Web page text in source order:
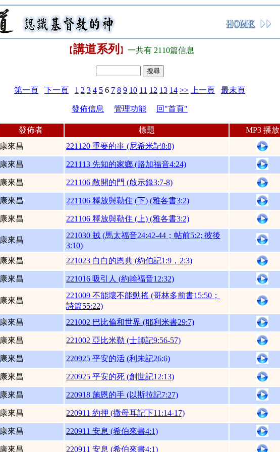
【講道系列 】 一共有 2110篇信息
第一頁 下一頁 1 2 3 4 5 6 7 8 9 10 11 12 13 14 >> 上一頁 最末頁
發佈信息 管理功能 回"首頁"
發佈者 標題
MP3 播放
康來昌 221120 重要的事 (尼希米記8:8)
康來昌 221113 先知的家鄉 (路加福音4:24)
康來昌 221106 敞開的門 (啟示錄3:7-8)
康來昌 221106 釋放與勒住 (下) (雅各書3:2)
康來昌 221106 釋放與勒住 (上) (雅各書3:2)
康來昌
221030 賊 (馬太福音24:42-44；帖前5:2; 彼後
3:10)
康來昌 221023 白白的恩典 (約伯記1:9，2:3)
康來昌 221016 吸引人 (約翰福音12:32)
康來昌
221009 不能壞不能動搖 (哥林多前書15:50；
詩篇55:22)
康來昌 221002 巴比倫和世界 (耶利米書29:7)
康來昌 221002 亞比米勒 (士師記9:56-57)
康來昌 220925 平安的活 (利未記26:6)
康來昌 220925 平安的死 (創世記12:13)
康來昌 220918 施恩的手 (以斯拉記7:27)
康來昌 220911 約押 (撒母耳記下11:14-17)
康來昌 220911 安息 (希伯來書4:1)
康來昌 220911 安息 (希伯來書4:1)